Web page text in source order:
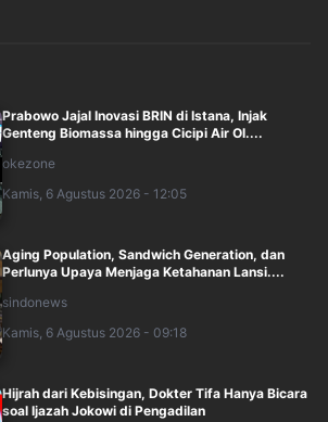
Prabowo Jajal Inovasi BRIN di Istana, Injak
Genteng Biomassa hingga Cicipi Air Ol....
okezone
Kamis, 6 Agustus 2026 - 12:05
Aging Population, Sandwich Generation, dan
Perlunya Upaya Menjaga Ketahanan Lansi....
sindonews
Kamis, 6 Agustus 2026 - 09:18
Hijrah dari Kebisingan, Dokter Tifa Hanya Bicara
soal Ijazah Jokowi di Pengadilan